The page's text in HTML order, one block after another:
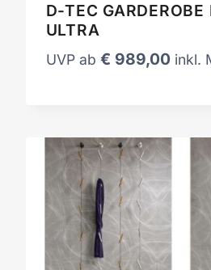
D-TEC GARDEROBE
ULTRA
UVP ab € 989,00 inkl.